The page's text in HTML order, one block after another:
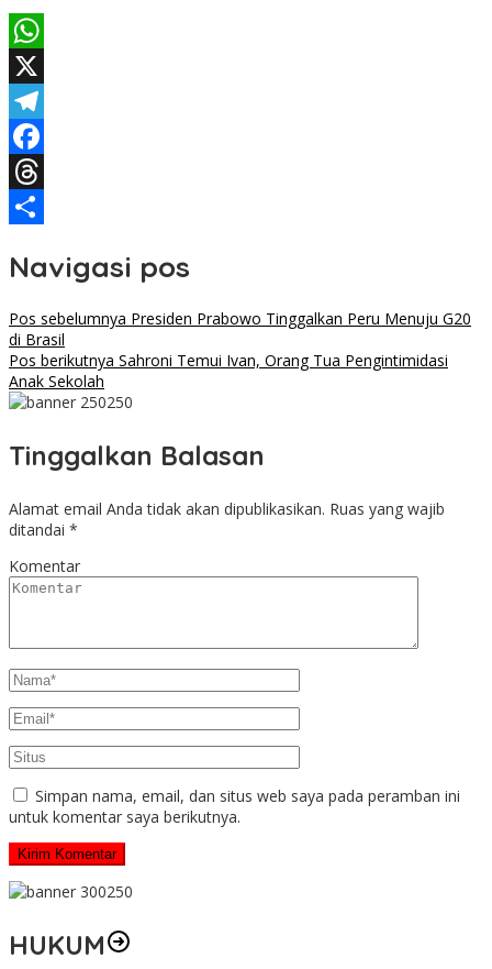
WhatsApp
X
Telegram
Facebook
Threads
Navigasi pos
Pos sebelumnya Presiden Prabowo Tinggalkan Peru Menuju G20
di Brasil
Pos berikutnya Sahroni Temui Ivan, Orang Tua Pengintimidasi
Anak Sekolah
Tinggalkan Balasan
Alamat email Anda tidak akan dipublikasikan. Ruas yang wajib
ditandai *
Komentar
Simpan nama, email, dan situs web saya pada peramban ini
untuk komentar saya berikutnya.
HUKUM